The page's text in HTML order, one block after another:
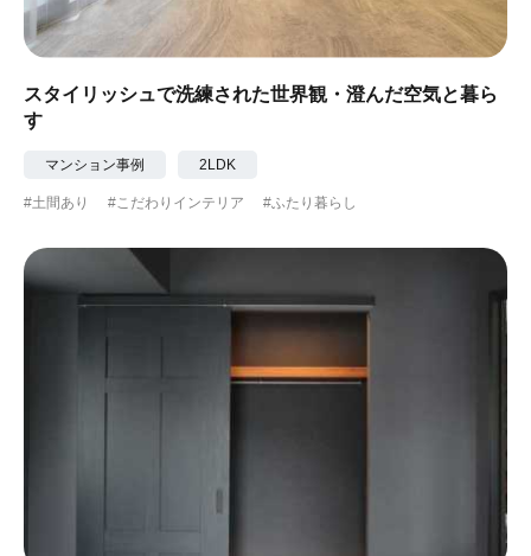
スタイリッシュで洗練された世界観・澄んだ空気と暮ら
す
マンション事例 2LDK
#土間あり #こだわりインテリア #ふたり暮らし